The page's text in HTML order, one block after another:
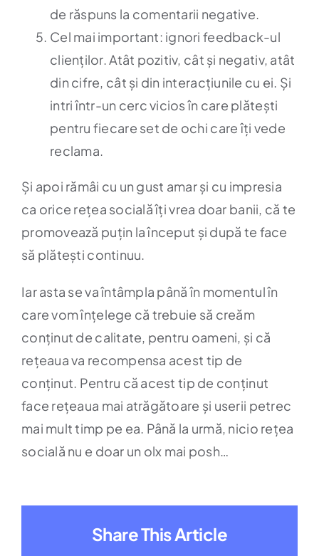
de răspuns la comentarii negative.
Cel mai important: ignori feedback-ul
clienților. Atât pozitiv, cât și negativ, atât
din cifre, cât și din interacțiunile cu ei. Și
intri într-un cerc vicios în care plătești
pentru fiecare set de ochi care îți vede
reclama.
Și apoi rămâi cu un gust amar și cu impresia
ca orice rețea socială îți vrea doar banii, că te
promovează puțin la început și după te face
să plătești continuu.
Iar asta se va întâmpla până în momentul în
care vom înțelege că trebuie să creăm
conținut de calitate, pentru oameni, și că
rețeaua va recompensa acest tip de
conținut. Pentru că acest tip de conținut
face rețeaua mai atrăgătoare și userii petrec
mai mult timp pe ea. Până la urmă, nicio rețea
socială nu e doar un olx mai posh…
Share This Article